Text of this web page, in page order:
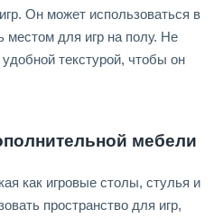
Он может использоваться в
местом для игр на полу. Не
текстурой, чтобы он
мебели
как игровые столы, стулья и
пространство для игр,